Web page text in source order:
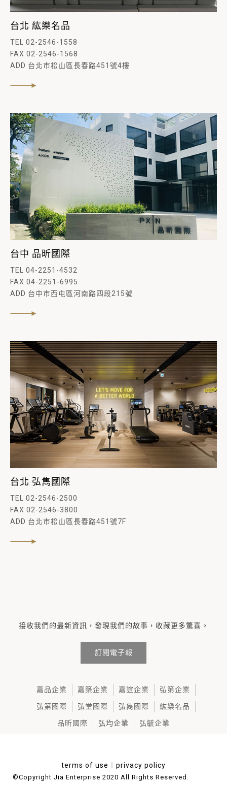
台北 紘樂名品
TEL 02-2546-1558
FAX 02-2546-1568
ADD 台北市松山區長春路451號4樓
台中 品昕國際
TEL 04-2251-4532
FAX 04-2251-6995
ADD 台中市西屯區河南路四段215號
台北 弘雋國際
TEL 02-2546-2500
FAX 02-2546-3800
ADD 台北市松山區長春路451號7F
接收我們的最新資訊，發現我們的故事，收藏更多驚喜。
訂閱電子報
嘉品企業 嘉築企業 嘉誼企業 弘第企業
弘第國際 弘堂國際 弘雋國際 紘樂名品
品昕國際 弘均企業 弘毓企業
©Copyright Jia Enterprise 2020 All Rights Reserved.
terms of use privacy policy